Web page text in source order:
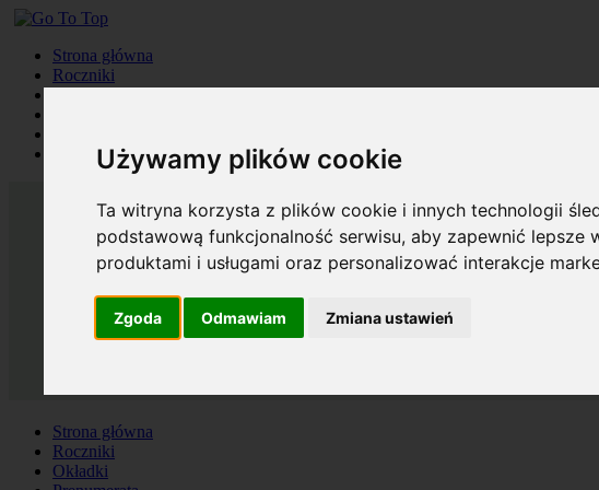
Używamy plików cookie
Ta witryna korzysta z plików cookie i innych technologii
podstawową funkcjonalność serwisu,aby zapewnić lepsze
produktami i usługami oraz personalizować interakcje
Zgoda Odmawiam Zmiana ustawień
Strona główna
Roczniki
Szukaj
Strona główna
Roczniki
Okładki